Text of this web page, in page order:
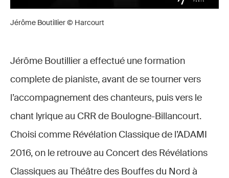
Jérôme Boutillier © Harcourt
Jérôme Boutillier a effectué une formation
complete de pianiste, avant de se tourner vers
l’accompagnement des chanteurs, puis vers le
chant lyrique au CRR de Boulogne-Billancourt.
Choisi comme Révélation Classique de l’ADAMI
2016, on le retrouve au Concert des Révélations
Classiques au Théâtre des Bouffes du Nord à